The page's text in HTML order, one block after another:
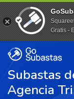
Subastas
Agencia
Gratis -